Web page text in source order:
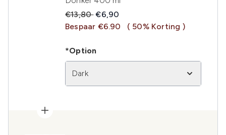
Recommended Retail Price:
€13,80Huidige prijs:
€6,90
Bespaar €6.90
( 50% Korting )
*Option
Dark